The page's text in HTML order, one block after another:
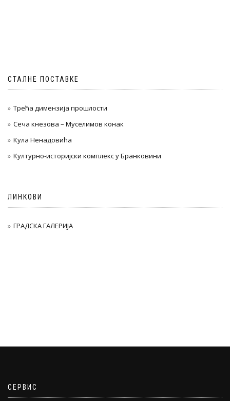
СТАЛНЕ ПОСТАВКЕ
Трећа димензија прошлости
Сеча кнезова – Муселимов конак
Кула Ненадовића
Културно-историјски комплекс у Бранковини
ЛИНКОВИ
ГРАДСКА ГАЛЕРИЈА
СЕРВИС